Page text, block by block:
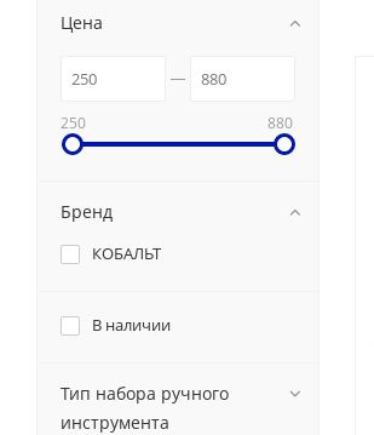
Цена
250 880
Бренд
КОБАЛЬТ
В наличии
Тип набора ручного
инструмента